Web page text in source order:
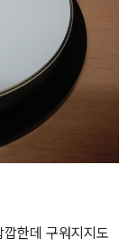
한데 구워지지도